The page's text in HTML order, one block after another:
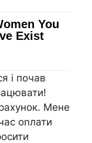
і почав
Мене
оnлати